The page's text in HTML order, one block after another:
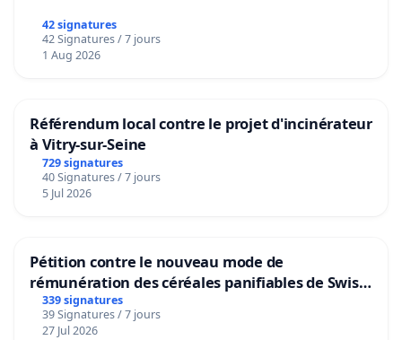
42 signatures
42 Signatures / 7 jours
1 Aug 2026
Référendum local contre le projet d'incinérateur
à Vitry-sur-Seine
729 signatures
40 Signatures / 7 jours
5 Jul 2026
Pétition contre le nouveau mode de
rémunération des céréales panifiables de Swiss
granum basé sur la teneur en protéines
339 signatures
39 Signatures / 7 jours
27 Jul 2026